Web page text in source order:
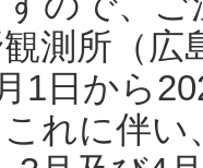
測所（
1日から
れに伴い